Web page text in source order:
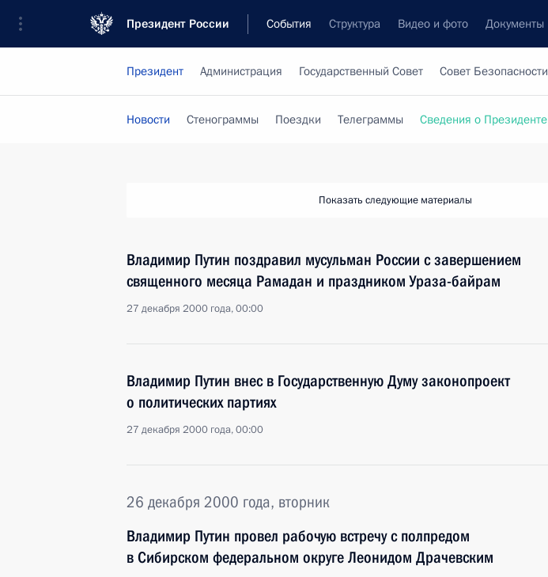
Президент России События Структура Видео и фото Документы
Президент Администрация Государственный Совет Совет Безопасности
Новости Стенограммы Поездки Телеграммы Сведения о Президенте
Показать следующие материалы
Владимир Путин поздравил мусульман России с завершением
священного месяца Рамадан и праздником Ураза-байрам
27 декабря 2000 года, 00:00
Владимир Путин внес в Государственную Думу законопроект
о политических партиях
27 декабря 2000 года, 00:00
26 декабря 2000 года, вторник
Владимир Путин провел рабочую встречу с полпредом
в Сибирском федеральном округе Леонидом Драчевским